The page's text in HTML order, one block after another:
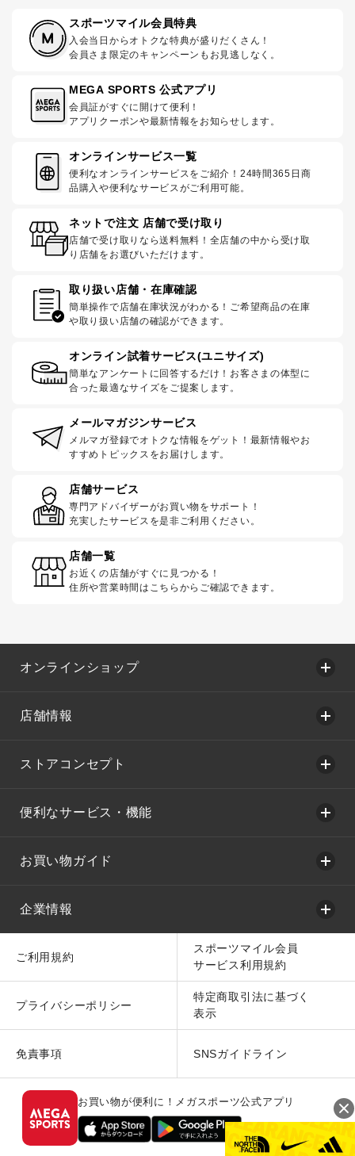
スポーツマイル会員特典
入会当日からオトクな特典が盛りだくさん！
会員さま限定のキャンペーンもお見逃しなく。
MEGA SPORTS 公式アプリ
会員証がすぐに開けて便利！
アプリクーポンや最新情報をお知らせします。
オンラインサービス一覧
便利なオンラインサービスをご紹介！24時間365日商
品購入や便利なサービスがご利用可能。
ネットで注文 店舗で受け取り
店舗で受け取りなら送料無料！全店舗の中から受け取
り店舗をお選びいただけます。
取り扱い店舗・在庫確認
簡単操作で店舗在庫状況がわかる！ご希望商品の在庫
や取り扱い店舗の確認ができます。
オンライン試着サービス(ユニサイズ)
簡単なアンケートに回答するだけ！お客さまの体型に
合った最適なサイズをご提案します。
メールマガジンサービス
メルマガ登録でオトクな情報をゲット！最新情報やお
すすめトピックスをお届けします。
店舗サービス
専門アドバイザーがお買い物をサポート！
充実したサービスを是非ご利用ください。
店舗一覧
お近くの店舗がすぐに見つかる！
住所や営業時間はこちらからご確認できます。
オンラインショップ
店舗情報
ストアコンセプト
便利なサービス・機能
お買い物ガイド
企業情報
ご利用規約
スポーツマイル会員
サービス利用規約
プライバシーポリシー
特定商取引法に基づく
表示
免責事項 SNSガイドライン
お買い物が便利に！メガスポーツ公式アプリ